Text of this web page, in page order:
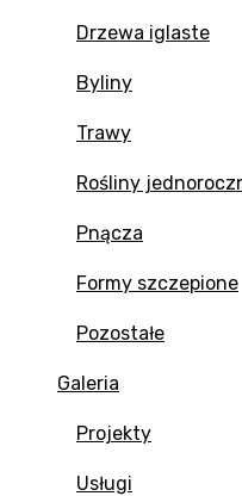
Drzewa iglaste
Byliny
Trawy
Rośliny
Pnącza
Formy szczepione
Pozostałe
Galeria
Projekty
Usługi